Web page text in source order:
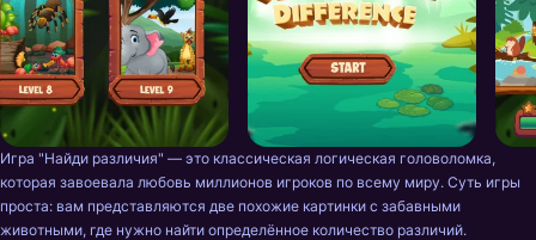
Игра "Найди различия" — это классическая логическая головоломка,
которая завоевала любовь миллионов игроков по всему миру. Суть игры
проста: вам представляются две похожие картинки с забавными
животными, где нужно найти определённое количество различий.